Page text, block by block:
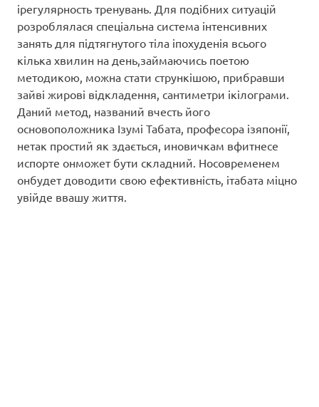
ірегулярность тренувань. Для подібних ситуацій
розроблялася спеціальна система інтенсивних
занять для підтягнутого тіла іпохуденія всього
кілька хвилин на день,займаючись поетою
методикою, можна стати стрункішою, прибравши
зайві жирові відкладення, сантиметри ікілограми.
Даний метод, названий вчесть його
основоположника Ізумі Табата, професора ізяпонії,
нетак простий як здається, иновичкам вфитнесе
испорте онможет бути складний. Носовременем
онбудет доводити свою ефективність, ітабата міцно
увійде ввашу життя.